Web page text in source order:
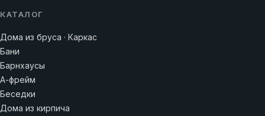
КАТАЛОГ
Дома из бруса · Каркас
Бани
Барнхаусы
А-фрейм
Беседки
Дома из кирпича